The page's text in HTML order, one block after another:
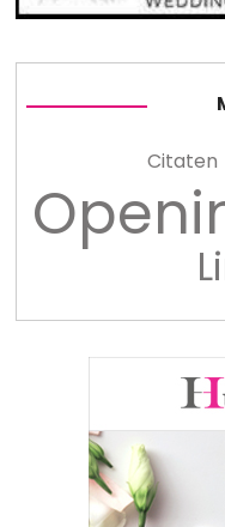
Citaten